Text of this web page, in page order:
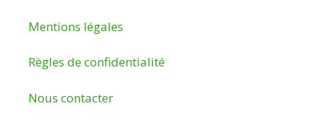
Mentions légales
Règles de confidentialité
Nous contacter